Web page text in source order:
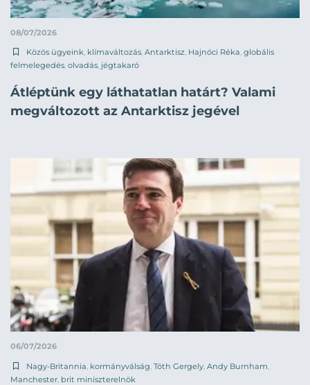
08/07/2026
Közös ügyeink, klímaváltozás, Antarktisz, Hajnóci Réka, globális
felmelegedés, olvadás, jégtakaró
Átléptünk egy láthatatlan határt? Valami
megváltozott az Antarktisz jegével
06/07/2026
Nagy-Britannia kormányválság Tóth Gergely Andy Burnham
Manchester brit miniszterelnök